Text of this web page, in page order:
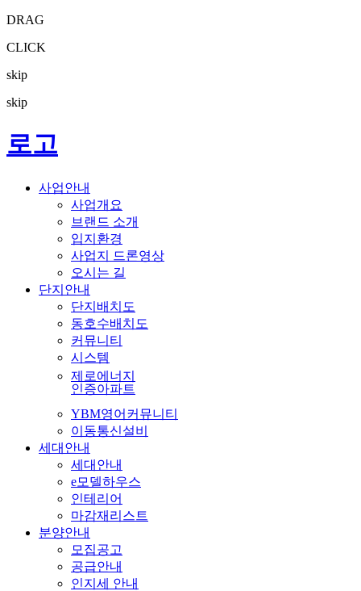
DRAG
CLICK
skip
skip
로고
사업안내
사업개요
브랜드 소개
입지환경
사업지 드론영상
오시는 길
단지안내
단지배치도
동호수배치도
커뮤니티
시스템
제로에너지
인증아파트
YBM영어커뮤니티
이동통신설비
세대안내
세대안내
e모델하우스
인테리어
마감재리스트
분양안내
모집공고
공급안내
인지세 안내